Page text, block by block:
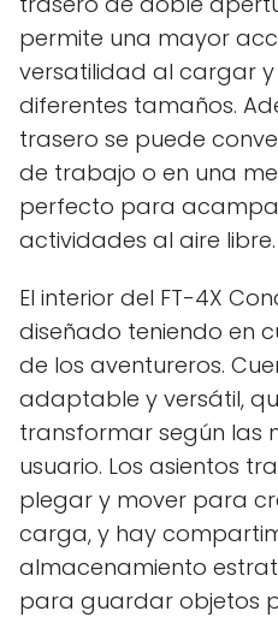
permite una mayor
versatilidad al cargar
diferentes tamaños.
trasero se puede
de trabajo o en una
perfecto para
actividades al aire libre.
El interior del FT-4X
diseñado teniendo en
de los aventureros.
adaptable y versátil,
transformar según las
usuario. Los asientos
plegar y mover para
carga, y hay
almacenamiento
para guardar objetos